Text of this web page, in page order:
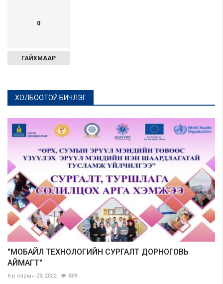
0
ГАЙХМААР
ХОЛБООТОЙ БИЧЛЭГ
"МОБАЙЛ ТЕХНОЛОГИЙН СУРГАЛТ ДОРНОГОВЬ
АЙМАГТ"
6-р сарын 23, 2022 809